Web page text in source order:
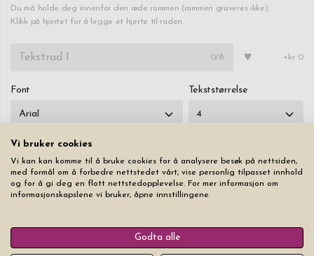
Du må holde deg innenfor den røde rammen (rammen graveres ikke).
Klikk på hjertet for å legge et hjerte til raden.
0/8 ♥ +kr 0
Font Tekststørrelse
Nulstill
kr 849,00
Legg produktet i handlekurven
Vi bruker cookies
Vi kan kan komme til å bruke cookies for å analysere besøk på nettsiden,
med formål om å forbedre nettstedet vårt, vise personlig tilpasset innhold
og for å gi deg en flott nettstedopplevelse. For mer informasjon om
informasjonskapslene vi bruker, åpne innstillingene.
Godta alle